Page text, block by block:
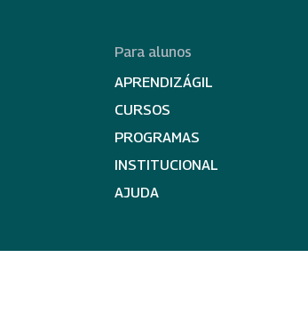
Para alunos
APRENDIZÁGIL
CURSOS
PROGRAMAS
INSTITUCIONAL
AJUDA